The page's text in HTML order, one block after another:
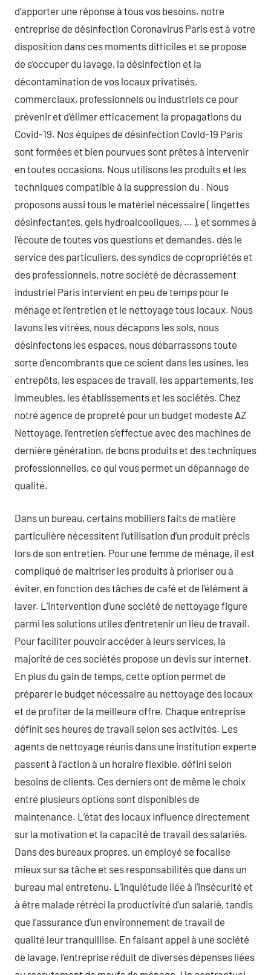
d’apporter une réponse à tous vos besoins. notre
entreprise de désinfection Coronavirus Paris est à votre
disposition dans ces moments difficiles et se propose
de s’occuper du lavage, la désinfection et la
décontamination de vos locaux privatisés,
commerciaux, professionnels ou industriels ce pour
prévenir et d’élimer efficacement la propagations du
Covid-19. Nos équipes de désinfection Covid-19 Paris
sont formées et bien pourvues sont prêtes à intervenir
en toutes occasions. Nous utilisons les produits et les
techniques compatible à la suppression du . Nous
proposons aussi tous le matériel nécessaire ( lingettes
désinfectantes, gels hydroalcooliques, … ), et sommes à
l’écoute de toutes vos questions et demandes. dès le
service des particuliers, des syndics de copropriétés et
des professionnels, notre société de décrassement
industriel Paris intervient en peu de temps pour le
ménage et l’entretien et le nettoyage tous locaux. Nous
lavons les vitrées, nous décapons les sols, nous
désinfectons les espaces, nous débarrassons toute
sorte d’encombrants que ce soient dans les usines, les
entrepôts, les espaces de travail, les appartements, les
immeubles, les établissements et les sociétés. Chez
notre agence de propreté pour un budget modeste AZ
Nettoyage, l’entretien s’effectue avec des machines de
dernière génération, de bons produits et des techniques
professionnelles, ce qui vous permet un dépannage de
qualité.
Dans un bureau, certains mobiliers faits de matière
particulière nécessitent l’utilisation d’un produit précis
lors de son entretien. Pour une femme de ménage, il est
compliqué de maitriser les produits à prioriser ou à
éviter, en fonction des tâches de café et de l’élément à
laver. L’intervention d’une société de nettoyage figure
parmi les solutions utiles d’entretenir un lieu de travail.
Pour faciliter pouvoir accéder à leurs services, la
majorité de ces sociétés propose un devis sur internet.
En plus du gain de temps, cette option permet de
préparer le budget nécessaire au nettoyage des locaux
et de profiter de la meilleure offre. Chaque entreprise
définit ses heures de travail selon ses activités. Les
agents de nettoyage réunis dans une institution experte
passent à l’action à un horaire flexible, défini selon
besoins de clients. Ces derniers ont de même le choix
entre plusieurs options sont disponibles de
maintenance. L’état des locaux influence directement
sur la motivation et la capacité de travail des salariés.
Dans des bureaux propres, un employé se focalise
mieux sur sa tâche et ses responsabilités que dans un
bureau mal entretenu. L’inquiétude liée à l’insécurité et
à être malade rétréci la productivité d’un salarié, tandis
que l’assurance d’un environnement de travail de
qualité leur tranquillise. En faisant appel à une société
de lavage, l’entreprise réduit de diverses dépenses liées